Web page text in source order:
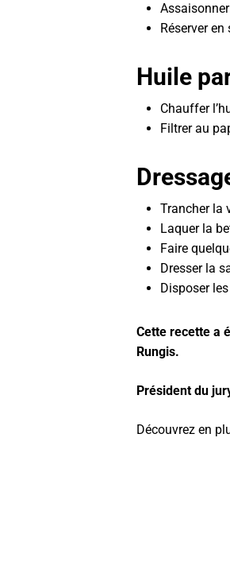
Réserver
Huile
Chauffer
Filtrer au
Trancher la
Laquer la
Faire
Dresser la
Disposer
Cette recette a
Rungis.
Président du
Découvrez en